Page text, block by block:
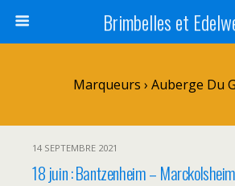
Brimbelles et
Marqueurs › Auberge Du
14 SEPTEMBRE 2021
18 juin : Bantzenheim – Marckolsheim